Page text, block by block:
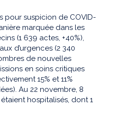
pour suspicion de COVID-
marquée dans les
(1 639 actes, +40%),
d’urgences (2 340
de nouvelles
en soins critiques
15% et 11%
Au 22 novembre, 8
hospitalisés, dont 1